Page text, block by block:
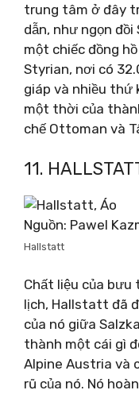
trung tâm ở đây
dẫn, như ngọn
một chiếc đồng
Styrian, nơi có
giáp và nhiều thứ
một thời của
chế Ottoman và
11.
Nguồn: Pawel
Hallstatt
Chất liệu của bưu
lịch, Hallstatt đã
của nó giữa
thành một cái gì
Alpine Austria và
rũ của nó. Nó